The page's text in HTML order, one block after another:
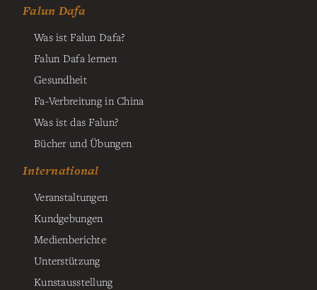
Falun Dafa
Was ist Falun Dafa?
Falun Dafa lernen
Gesundheit
Fa-Verbreitung in China
Was ist das Falun?
Bücher und Übungen
International
Veranstaltungen
Kundgebungen
Medienberichte
Unterstützung
Kunstausstellung